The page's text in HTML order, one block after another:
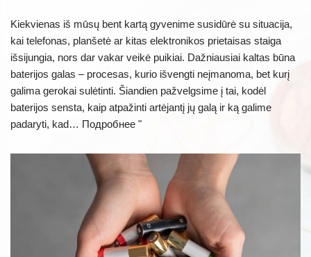
Kiekvienas iš mūsų bent kartą gyvenime susidūrė su situacija,
kai telefonas, planšetė ar kitas elektronikos prietaisas staiga
išsijungia, nors dar vakar veikė puikiai. Dažniausiai kaltas būna
baterijos galas – procesas, kurio išvengti neįmanoma, bet kurį
galima gerokai sulėtinti. Šiandien pažvelgsime į tai, kodėl
baterijos sensta, kaip atpažinti artėjantį jų galą ir ką galime
padaryti, kad… Подробнее "